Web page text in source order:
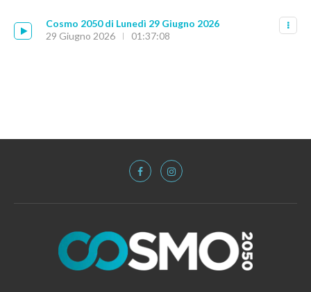
Cosmo 2050 di Lunedì 29 Giugno 2026
29 Giugno 2026
01:37:08